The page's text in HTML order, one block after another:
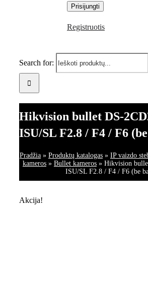
Registruotis
Search for:
Hikvision bullet DS-
ISU/SL F2.8 / F4 / F6
Pradžia » Produktų katalogas » IP vaizdo
kameros » Bullet kameros » Hikvision
ISU/SL F2.8 / F4 / F6 (be
Akcija!